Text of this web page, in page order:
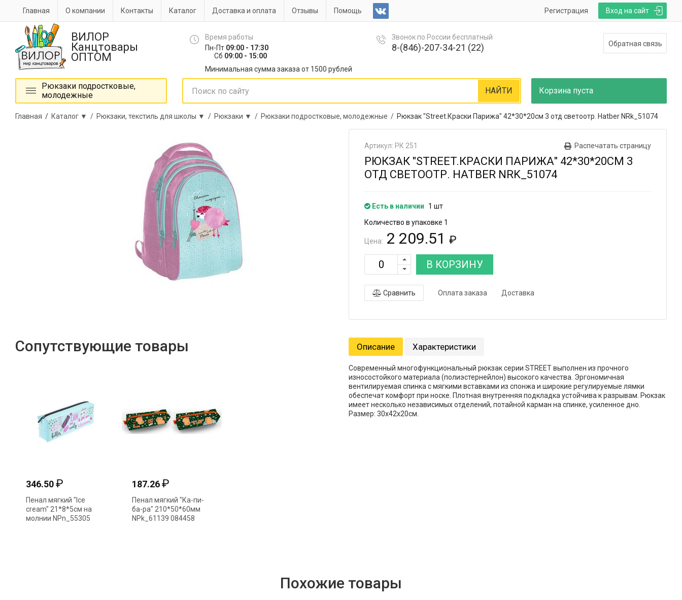
Вход на сайт
Регистрация
Главная О компании Контакты Каталог Доставка и оплата Отзывы Помощь
ВИЛОР
Канцтовары
ОПТОМ
Время работы
Пн-Пт 09:00 - 17:30
Сб 09:00 - 15:00
Минимальная сумма заказа от 1500 рублей
Звонок по России бесплатный
8-(846)-207-34-21 (22) Обратная связь
Рюкзаки подростковые,
молодежные
Корзина пуста
НАЙТИ
Главная / Каталог ▼ / Рюкзаки, текстиль для школы ▼ / Рюкзаки ▼ / Рюкзаки подростковые, молодежные / Рюкзак "Street.Краски Парижа" 42*30*20см 3 отд светоотр. Hatber NRk_51074
Распечатать страницу
Артикул: РК 251
РЮКЗАК "STREET.КРАСКИ ПАРИЖА" 42*30*20СМ 3
ОТД СВЕТООТР. HATBER NRK_51074
Есть в наличии
1 шт
Количество в упаковке 1
Цена: 2 209.51 ₽
В КОРЗИНУ
Сравнить Оплата заказа Доставка
Сопутствующие товары
346.50₽
Пенал мягкий "Ice
cream" 21*8*5см на
молнии NPn_55305
187.26₽
Пенал мягкий "Ка-пи-
ба-ра" 210*50*60мм
NPk_61139 084458
Описание Характеристики
Современный многофункциональный рюкзак серии STREET выполнен из прочного
износостойкого материала (полиэстернейлон) высокого качества. Эргономичная
вентилируемая спинка с мягкими вставками из спонжа и широкие регулируемые лямки
обеспечат комфорт при носке. Плотная внутренняя подкладка устойчива к разрывам. Рюкзак
имеет несколько независимых отделений, потайной карман на спинке, усиленное дно.
Размер: 30х42х20см.
Похожие товары